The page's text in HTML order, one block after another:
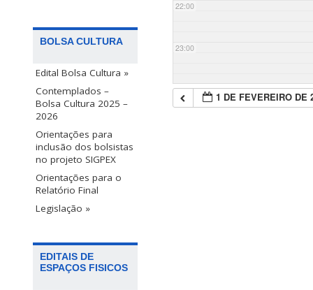
BOLSA CULTURA
Edital Bolsa Cultura »
Contemplados –
Bolsa Cultura 2025 –
2026
Orientações para
inclusão dos bolsistas
no projeto SIGPEX
Orientações para o
Relatório Final
Legislação »
EDITAIS DE
ESPAÇOS FISICOS
22:00
23:00
1 DE FEVEREIRO DE